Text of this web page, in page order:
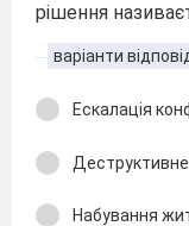
рішення
варіанти
Ескалація
Набування